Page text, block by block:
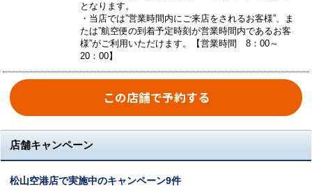
となります。
・当店では”営業時間内にご来店をされるお客様”、ま
たは”航空便の到着予定時刻が営業時間内であるお客
様”がご利用いただけます。【営業時間 8：00～
20：00】
この店舗で予約する
店舗キャンペーン
松山空港店で実施中のキャンペーン9件